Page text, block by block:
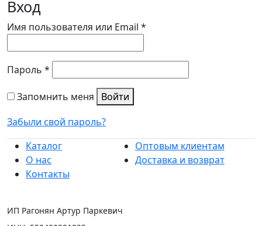
Вход
Имя пользователя или Email *
Пароль *
Запомнить меня
Войти
Забыли свой пароль?
Каталог
О нас
Контакты
Оптовым клиентам
Доставка и возврат
ИП Рагонян Артур Паркевич